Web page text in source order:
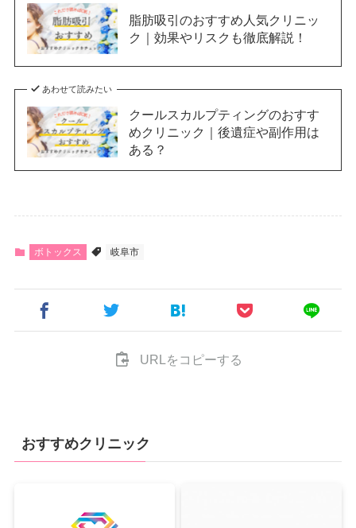
脂肪吸引のおすすめ人気クリニッ
ク｜効果やリスクも徹底解説！
あわせて読みたい
クールスカルプティングのおすす
めクリニック｜後遺症や副作用は
ある？
ボトックス 岐阜市
URLをコピーする
おすすめクリニック